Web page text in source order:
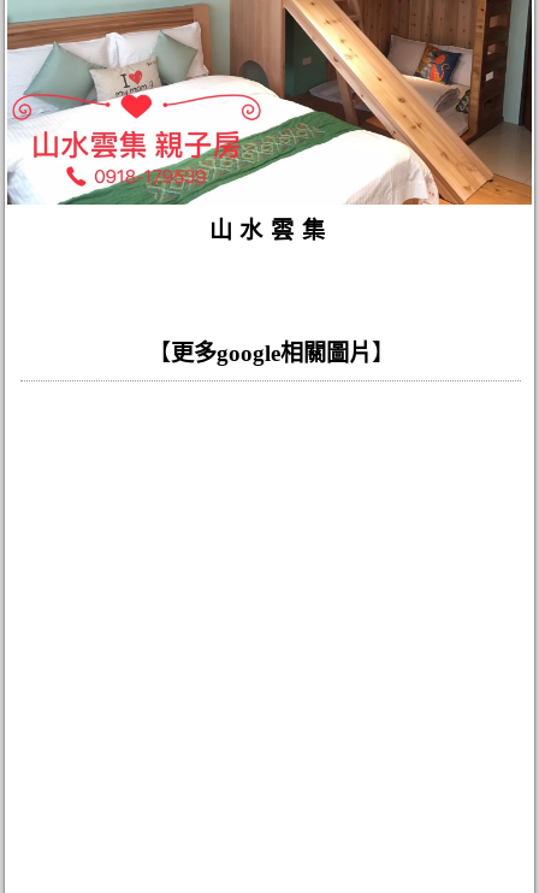
山水雲集
【 更多google相關圖片 】